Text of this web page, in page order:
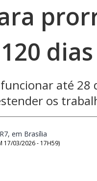
dias
funcionar até
os
em Brasília
17/03/2026 - 17H59)